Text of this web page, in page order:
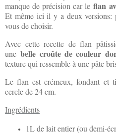
manque de précision car le flan
Et même ici il y a deux versions:
vous de choisir.
Avec cette recette de flan
une belle croûte de couleur
texture qui ressemble à une pâte
Le flan est crémeux, fondant et
cercle de 24 cm.
Ingrédients
1L de lait entier (ou demi-